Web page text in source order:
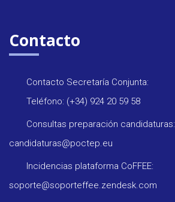
Contacto
Contacto Secretaría Conjunta:
Teléfono: (+34) 924 20 59 58
Consultas preparación candidaturas:
candidaturas@poctep.eu
Incidencias plataforma CoFFEE:
soporte@soporteffee.zendesk.com